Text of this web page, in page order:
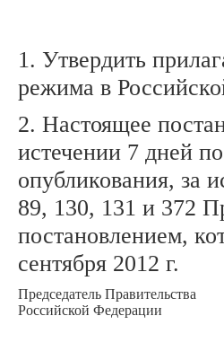
1. Утвердить
режима в
2. Настоящее
истечении 7 дней
опубликования, за
89, 130, 131 и 372
постановлением,
сентября 2012 г.
Председатель Правительства
Российской Федерации